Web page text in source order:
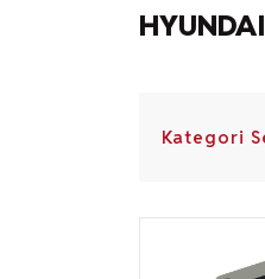
HYUNDAI